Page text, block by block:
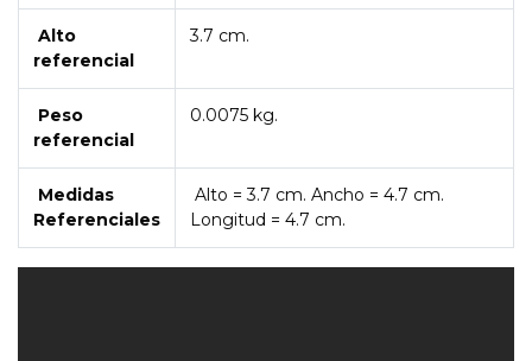
Alto
referencial
3.7 cm.
Peso
referencial
0.0075 kg.
Medidas
Referenciales
Alto = 3.7 cm. Ancho = 4.7 cm.
Longitud = 4.7 cm.